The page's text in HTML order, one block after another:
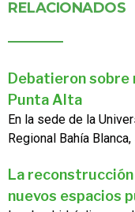
RELACIONADOS
Debatieron sobre
Punta Alta
En la sede de la
Regional Bahía
La
nuevos espacios